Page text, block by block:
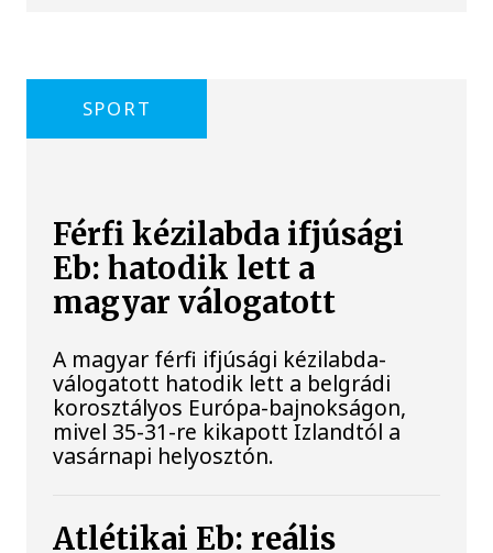
SPORT
Férfi kézilabda ifjúsági
Eb: hatodik lett a
magyar válogatott
A magyar férfi ifjúsági kézilabda-
válogatott hatodik lett a belgrádi
korosztályos Európa-bajnokságon,
mivel 35-31-re kikapott Izlandtól a
vasárnapi helyosztón.
Atlétikai Eb: reális